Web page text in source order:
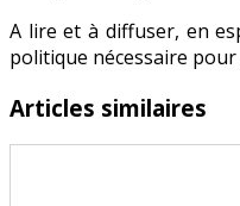
A lire et à diffuser, en
politique nécessaire
Articles similaires